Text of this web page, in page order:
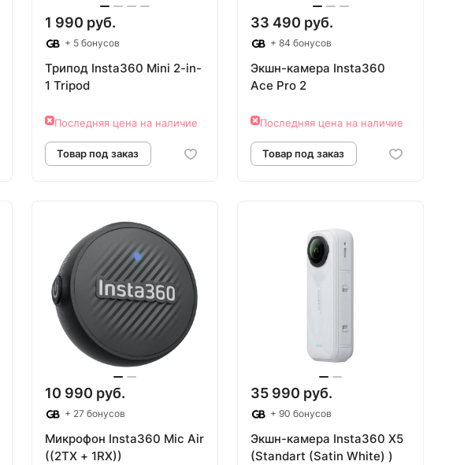
1 990 руб.
+ 5 бонусов
Трипод Insta360 Mini 2-in-
1 Tripod
Последняя цена на наличие
Товар под заказ
33 490 руб.
+ 84 бонусов
Экшн-камера Insta360
Ace Pro 2
Последняя цена на наличие
10 990 руб.
+ 27 бонусов
Микрофон Insta360 Mic Air
((2TX + 1RX))
35 990 руб.
+ 90 бонусов
Экшн-камера Insta360 X5
(Standart (Satin White) )